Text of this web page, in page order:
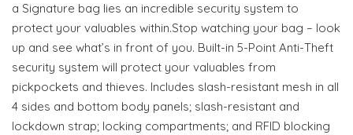
a Signature bag lies an incredible security system to
protect your valuables within.Stop watching your bag – look
up and see what’s in front of you. Built-in 5-Point Anti-Theft
security system will protect your valuables from
pickpockets and thieves. Includes slash-resistant mesh in all
4 sides and bottom body panels; slash-resistant and
lockdown strap; locking compartments; and RFID blocking